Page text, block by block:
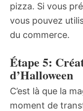
pizza. Si vous
vous pouvez
du commerce.
Étape 5:
d’Halloween
C’est là que la
moment de